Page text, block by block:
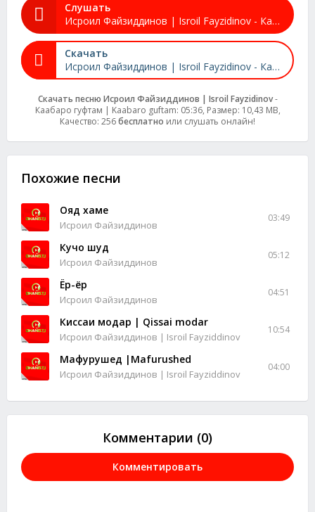
Слушать
Исроил Файзиддинов | Isroil Fayzidinov - Каабаро гуфтам | Kaabaro guftam
Скачать
Исроил Файзиддинов | Isroil Fayzidinov - Каабаро гуфтам | Kaabaro guftam
Скачать песню Исроил Файзиддинов | Isroil Fayzidinov-
Каабаро гуфтам | Kaabaro guftam: 05:36, Размер: 10,43 MB,
Качество: 256бесплатно или слушать онлайн!
Похожие песни
Ояд хаме
Исроил Файзиддинов
03:49
Кучо шуд
Исроил Файзиддинов
05:12
Ёр-ёр
Исроил Файзиддинов
04:51
Киссаи модар | Qissai modar
Исроил Файзиддинов | Isroil Fayziddinov
10:54
Мафурушед |Mafurushed
Исроил Файзиддинов | Isroil Fayziddinov
04:00
Комментарии (0)
Комментировать